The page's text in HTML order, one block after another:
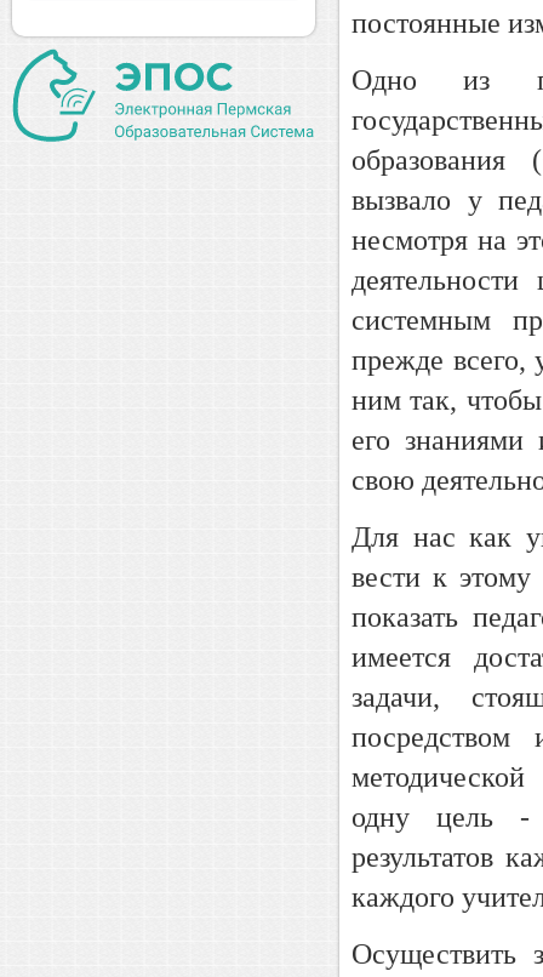
постоянные
Одно из
вызвало у
несмотря на
системным
прежде всего,
ним так,
его знаниями
свою
Для нас как
вести к
показать
имеется
задачи,
посредством
одну цель -
результатов
каждого
Осуществить